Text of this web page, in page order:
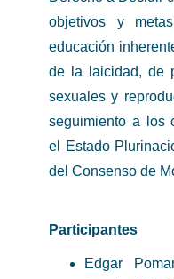
objetivos y
educación
de la laicidad, de
sexuales y
seguimiento a los
el Estado
del Consenso de
Participantes
Edgar